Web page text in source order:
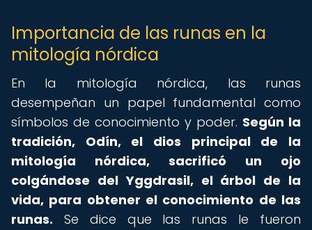
Importancia de las runas en la
mitología nórdica
En la mitología nórdica, las runas
desempeñan un papel fundamental como
símbolos de conocimiento y poder. Según la
tradición, Odín, el dios principal de la
mitología nórdica, sacrificó un ojo
colgándose del Yggdrasil, el árbol de la
vida, para obtener el conocimiento de las
runas. Se dice que las runas le fueron